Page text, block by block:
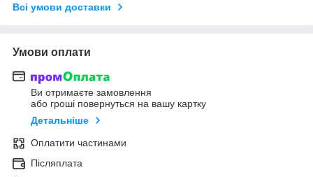
Всі умови доставки
Умови оплати
Ви отримаєте замовлення
або гроші повернуться на вашу картку
Детальніше
Оплатити частинами
Післяплата